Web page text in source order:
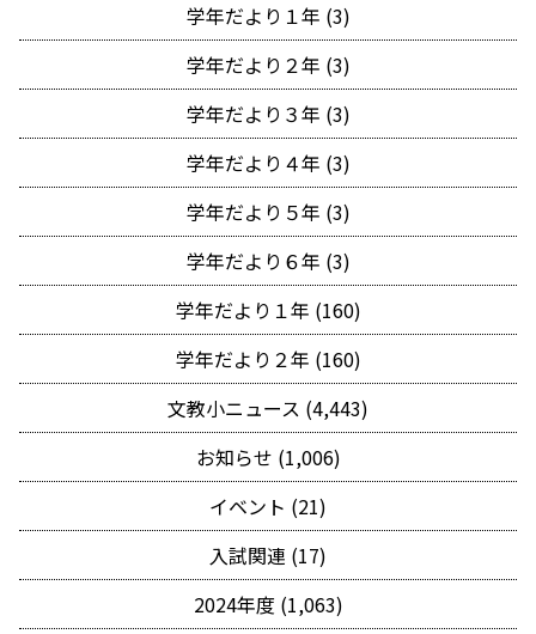
学年だより１年 (3)
学年だより２年 (3)
学年だより３年 (3)
学年だより４年 (3)
学年だより５年 (3)
学年だより６年 (3)
学年だより１年 (160)
学年だより２年 (160)
文教小ニュース (4,443)
お知らせ (1,006)
イベント (21)
入試関連 (17)
2024年度 (1,063)